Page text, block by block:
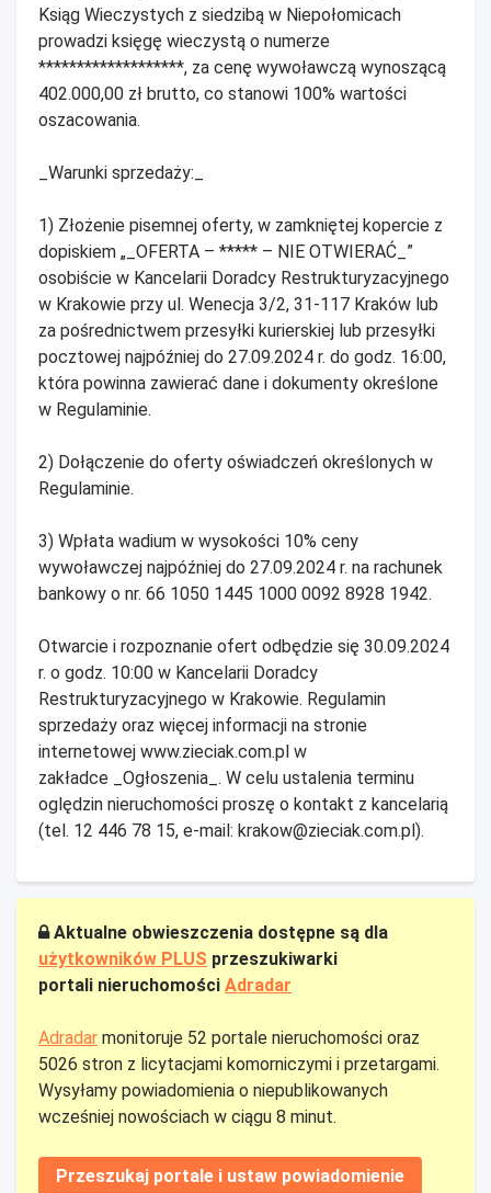
Ksiąg Wieczystych z siedzibą w Niepołomicach
prowadzi księgę wieczystą o numerze
*******************, za cenę wywoławczą wynoszącą
402.000,00 zł brutto, co stanowi 100% wartości
oszacowania.
_Warunki sprzedaży:_
1) Złożenie pisemnej oferty, w zamkniętej kopercie z
dopiskiem „_OFERTA – ***** – NIE OTWIERAĆ_”
osobiście w Kancelarii Doradcy Restrukturyzacyjnego
w Krakowie przy ul. Wenecja 3/2, 31-117 Kraków lub
za pośrednictwem przesyłki kurierskiej lub przesyłki
pocztowej najpóźniej do 27.09.2024 r. do godz. 16:00,
która powinna zawierać dane i dokumenty określone
w Regulaminie.
2) Dołączenie do oferty oświadczeń określonych w
Regulaminie.
3) Wpłata wadium w wysokości 10% ceny
wywoławczej najpóźniej do 27.09.2024 r. na rachunek
bankowy o nr. 66 1050 1445 1000 0092 8928 1942.
Otwarcie i rozpoznanie ofert odbędzie się 30.09.2024
r. o godz. 10:00 w Kancelarii Doradcy
Restrukturyzacyjnego w Krakowie. Regulamin
sprzedaży oraz więcej informacji na stronie
internetowej www.zieciak.com.pl w
zakładce _Ogłoszenia_. W celu ustalenia terminu
oględzin nieruchomości proszę o kontakt z kancelarią
(tel. 12 446 78 15, e-mail: krakow@zieciak.com.pl).
Aktualne obwieszczenia dostępne są dla
użytkowników PLUS przeszukiwarki
portali nieruchomości Adradar
Adradar monitoruje 52 portale nieruchomości oraz
5026 stron z licytacjami komorniczymi i przetargami.
Wysyłamy powiadomienia o niepublikowanych
wcześniej nowościach w ciągu 8 minut.
Przeszukaj portale i ustaw powiadomienie